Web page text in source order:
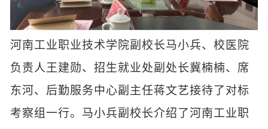
河南工业职业技术学院副校长马小兵、校医院
负责人王建勋、招生就业处副处长冀楠楠、席
东河、后勤服务中心副主任蒋文艺接待了对标
考察组一行。马小兵副校长介绍了河南工业职